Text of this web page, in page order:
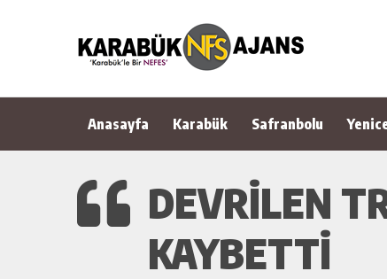
Anasayfa Karabük Safranbolu
DEVRİLEN
KAYBETTİ